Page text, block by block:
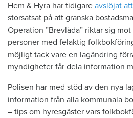
Hem & Hyra har tidigare avslöjat
storsatsat på att granska
Operation ”Brevlåda” riktar sig
personer med felaktig
möjligt tack vare en lagändring
myndigheter får dela information
Polisen har med stöd av den nya
information från alla kommunala
– tips om hyresgäster vars